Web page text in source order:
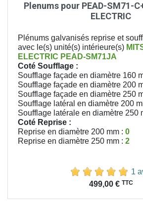
Plenums pour PEAD-SM71-
ELECTRIC
Plénums galvanisés reprise et
avec le(s) unité(s) intérieure(s)
ELECTRIC PEAD-SM71JA
Coté Soufflage :
Soufflage façade en diamètre 160
Soufflage façade en diamètre 200
Soufflage façade en diamètre 250
Soufflage latéral en diamètre 200
Soufflage latérale en diamètre 250
Coté Reprise :
Reprise en diamètre 200 mm : 0
Reprise en diamètre 250 mm : 2
1
499,00 € TTC